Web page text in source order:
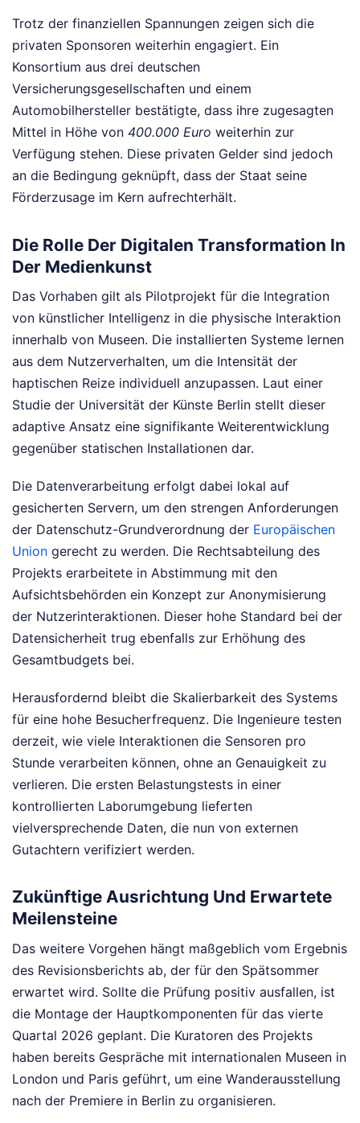
Trotz der finanziellen Spannungen zeigen sich die
privaten Sponsoren weiterhin engagiert. Ein
Konsortium aus drei deutschen
Versicherungsgesellschaften und einem
Automobilhersteller bestätigte, dass ihre zugesagten
Mittel in Höhe von 400.000 Euro weiterhin zur
Verfügung stehen. Diese privaten Gelder sind jedoch
an die Bedingung geknüpft, dass der Staat seine
Förderzusage im Kern aufrechterhält.
Die Rolle Der Digitalen Transformation In
Der Medienkunst
Das Vorhaben gilt als Pilotprojekt für die Integration
von künstlicher Intelligenz in die physische Interaktion
innerhalb von Museen. Die installierten Systeme lernen
aus dem Nutzerverhalten, um die Intensität der
haptischen Reize individuell anzupassen. Laut einer
Studie der Universität der Künste Berlin stellt dieser
adaptive Ansatz eine signifikante Weiterentwicklung
gegenüber statischen Installationen dar.
Die Datenverarbeitung erfolgt dabei lokal auf
gesicherten Servern, um den strengen Anforderungen
der Datenschutz-Grundverordnung der Europäischen
Union gerecht zu werden. Die Rechtsabteilung des
Projekts erarbeitete in Abstimmung mit den
Aufsichtsbehörden ein Konzept zur Anonymisierung
der Nutzerinteraktionen. Dieser hohe Standard bei der
Datensicherheit trug ebenfalls zur Erhöhung des
Gesamtbudgets bei.
Herausfordernd bleibt die Skalierbarkeit des Systems
für eine hohe Besucherfrequenz. Die Ingenieure testen
derzeit, wie viele Interaktionen die Sensoren pro
Stunde verarbeiten können, ohne an Genauigkeit zu
verlieren. Die ersten Belastungstests in einer
kontrollierten Laborumgebung lieferten
vielversprechende Daten, die nun von externen
Gutachtern verifiziert werden.
Zukünftige Ausrichtung Und Erwartete
Meilensteine
Das weitere Vorgehen hängt maßgeblich vom Ergebnis
des Revisionsberichts ab, der für den Spätsommer
erwartet wird. Sollte die Prüfung positiv ausfallen, ist
die Montage der Hauptkomponenten für das vierte
Quartal 2026 geplant. Die Kuratoren des Projekts
haben bereits Gespräche mit internationalen Museen in
London und Paris geführt, um eine Wanderausstellung
nach der Premiere in Berlin zu organisieren.